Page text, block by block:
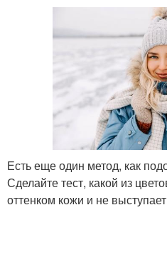
Есть еще один метод, как
Сделайте тест, какой из
оттенком кожи и не